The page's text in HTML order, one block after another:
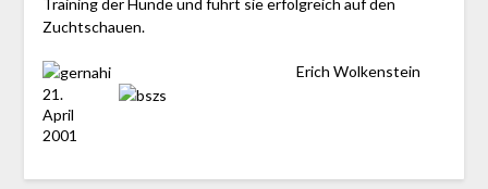
Training der Hunde und führt sie erfolgreich auf den
Zuchtschauen.
Erich Wolkenstein
21.
April
2001